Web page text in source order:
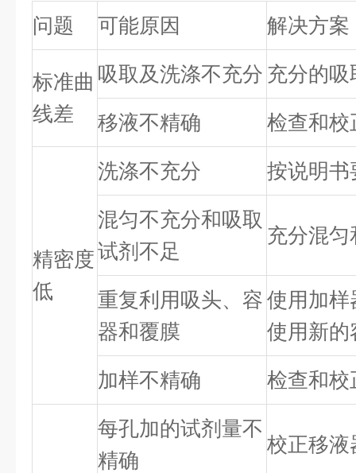
问题 可能原因 解决方案
标准曲
线差
吸取及洗涤不充分 充分的
移液不精确 检查和校
精密度
低
洗涤不充分 按说明书
混匀不充分和吸取
试剂不足
充分混
重复利用吸头、容
器和覆膜
使用加样
使用新的
加样不精确 检查和校
每孔加的试剂量不
精确
校正移液